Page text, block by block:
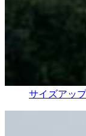
サイズアッ